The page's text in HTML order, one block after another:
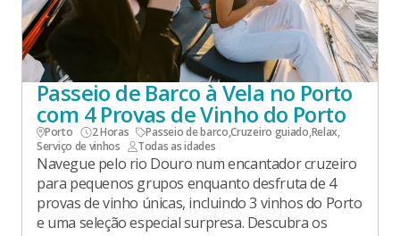
Passeio de Barco à Vela no Porto
com 4 Provas de Vinho do Porto
Porto 2 Horas Passeio de barco,Cruzeiro guiado,Relax,
Serviço de vinhos
Todas as idades
Navegue pelo rio Douro num encantador cruzeiro
para pequenos grupos enquanto desfruta de 4
provas de vinho únicas, incluindo 3 vinhos do Porto
e uma seleção especial surpresa. Descubra os